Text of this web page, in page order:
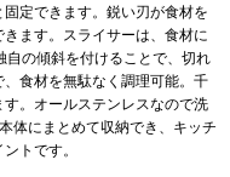
その他
シューズ
定できます。鋭い刃が食材を
ます。スライサーは、食材に
の傾斜を付けることで、切れ
食材を無駄なく調理可能。千
。オールステンレスなので洗
体にまとめて収納でき、キッチ
トです。